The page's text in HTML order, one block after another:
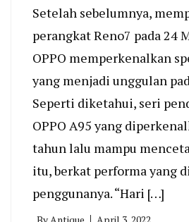
Setelah sebelumnya,
perangkat Reno7 pada 24
OPPO memperkenalkan
yang menjadi unggulan
Seperti diketahui, seri
OPPO A95 yang
tahun lalu mampu
itu, berkat performa yang
penggunanya. “Hari […]